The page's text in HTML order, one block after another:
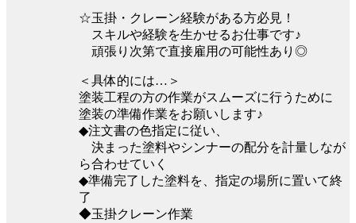
☆玉掛・クレーン経験がある方必見！
スキルや経験を生かせるお仕事です♪
頑張り次第で直接雇用の可能性あり◎
＜具体的には…＞
塗装工程の方の作業がスムーズに行うために
塗装の準備作業をお願いします♪
◆注文書の色指定に従い、
決まった塗料やシンナーの配分を計量しなが
ら合わせていく
◆準備完了した塗料を、指定の場所に置いて終
了
◆玉掛クレーン作業